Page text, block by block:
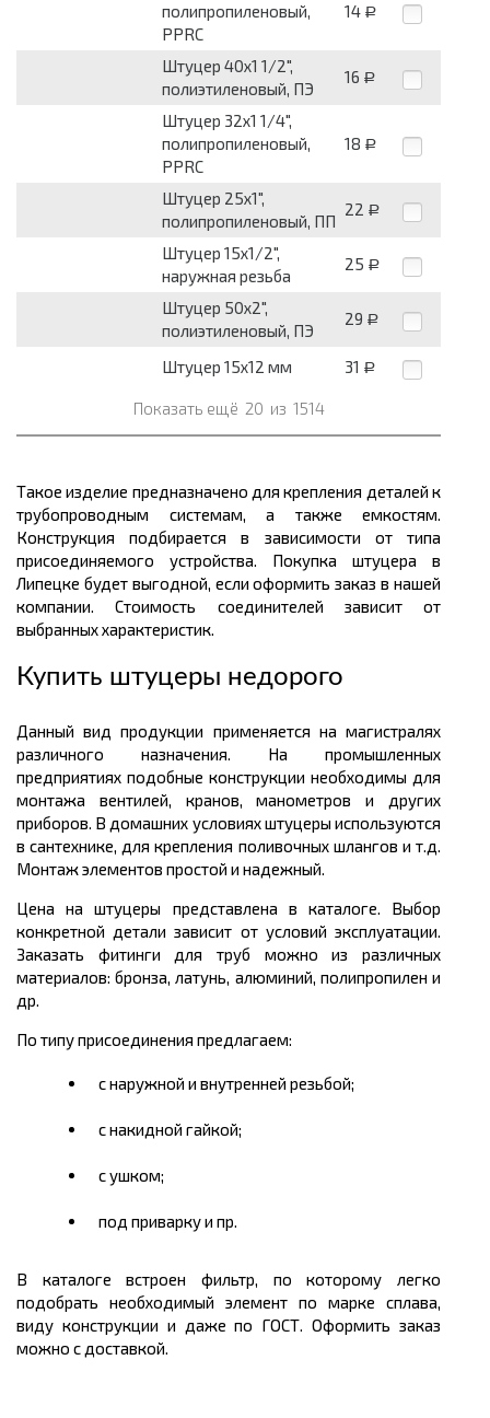
полипропиленовый,
PPRC
14 Р
Штуцер 40х1 1/2",
полиэтиленовый, ПЭ
16 Р
Штуцер 32х1 1/4",
полипропиленовый,
PPRC
18 Р
Штуцер 25х1",
полипропиленовый, ПП
22 Р
Штуцер 15х1/2",
наружная резьба
25 Р
Штуцер 50х2",
полиэтиленовый, ПЭ
29 Р
Штуцер 15х12 мм 31 Р
Показать ещё 20 из 1514
Такое изделие предназначено для крепления деталей к
трубопроводным системам, а также емкостям.
Конструкция подбирается в зависимости от типа
присоединяемого устройства. Покупка штуцера в
Липецке будет выгодной, если оформить заказ в нашей
компании. Стоимость соединителей зависит от
выбранных характеристик.
Купить штуцеры недорого
Данный вид продукции применяется на магистралях
различного назначения. На промышленных
предприятиях подобные конструкции необходимы для
монтажа вентилей, кранов, манометров и других
приборов. В домашних условиях штуцеры используются
в сантехнике, для крепления поливочных шлангов и т.д.
Монтаж элементов простой и надежный.
Цена на штуцеры представлена в каталоге. Выбор
конкретной детали зависит от условий эксплуатации.
Заказать фитинги для труб можно из различных
материалов: бронза, латунь, алюминий, полипропилен и
др.
По типу присоединения предлагаем:
с наружной и внутренней резьбой;
с накидной гайкой;
с ушком;
под приварку и пр.
В каталоге встроен фильтр, по которому легко
подобрать необходимый элемент по марке сплава,
виду конструкции и даже по ГОСТ. Оформить заказ
можно с доставкой.